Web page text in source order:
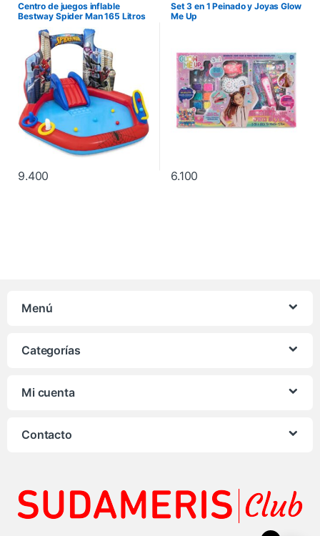
Centro de juegos inflable
Bestway Spider Man 165 Litros
211x206x127cm
9.400
Set 3 en 1 Peinado y Joyas Glow
Me Up
6.100
Menú
Categorías
Mi cuenta
Contacto